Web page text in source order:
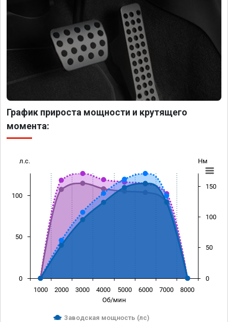
График прироста мощности и крутящего
момента:
Об/мин
л.с. Нм
Заводская мощность (лс)
1000 2000 3000 4000 5000 6000 7000 8000
0
50
100
0
50
100
150